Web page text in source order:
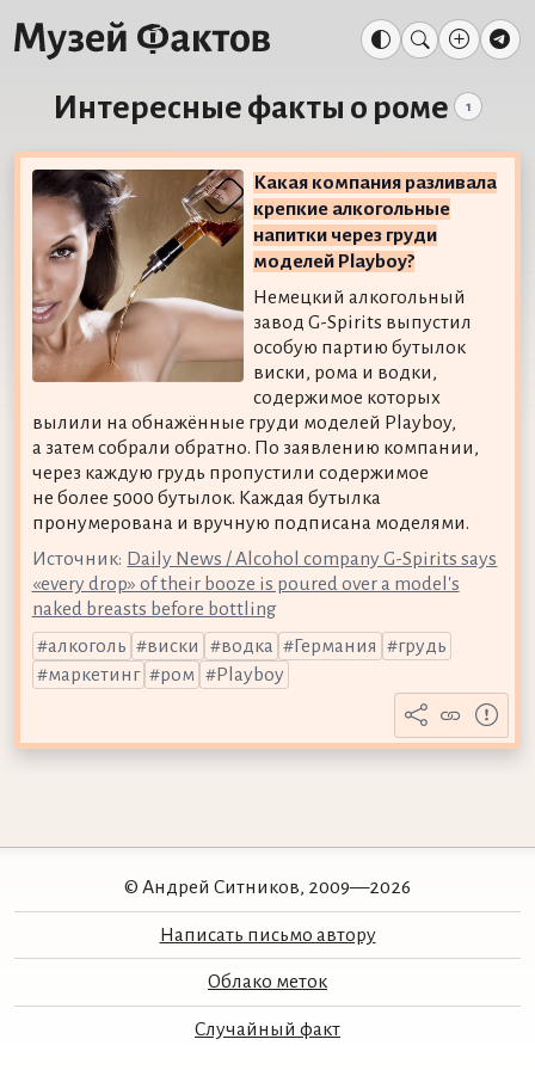
Интересные факты о роме 1
Какая компания разливала
крепкие алкогольные
напитки через груди
моделей Playboy?
Немецкий алкогольный
завод G-Spirits выпустил
особую партию бутылок
виски, рома и водки,
содержимое которых
вылили на обнажённые груди моделей Playboy,
а затем собрали обратно. По заявлению компании,
через каждую грудь пропустили содержимое
не более 5000 бутылок. Каждая бутылка
пронумерована и вручную подписана моделями.
Источник: Daily News / Alcohol company G-Spirits says
«every drop» of their booze is poured over a model's
naked breasts before bottling
алкоголь
виски водка Германия
грудь
маркетинг
ром Playboy
© Андрей Ситников, 2009—2026
Написать письмо автору
Облако меток
Случайный факт